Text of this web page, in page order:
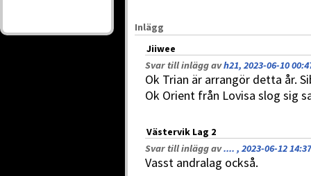
Inlägg
Jiiwee
Svar till inlägg avh21, 2023-06-10
Ok Trian är arrangör detta år.
Ok Orient från Lovisa slog sig
Västervik Lag 2
Svar till inlägg av.... , 2023-06-12 14:37
Vasst andralag också.